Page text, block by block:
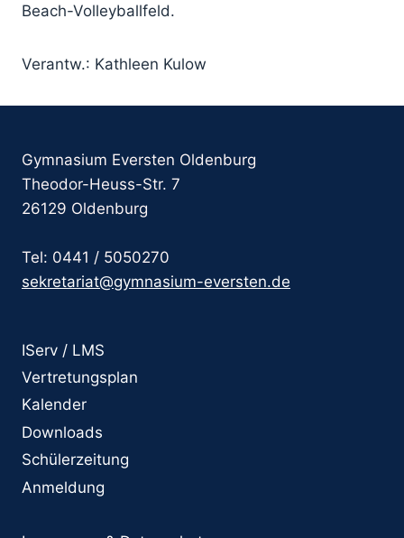
Beach-Volleyballfeld.
Verantw.: Kathleen Kulow
Gymnasium Eversten Oldenburg
Theodor-Heuss-Str. 7
26129 Oldenburg
Tel: 0441 / 5050270
sekretariat@gymnasium-eversten.de
IServ / LMS
Vertretungsplan
Kalender
Downloads
Schülerzeitung
Anmeldung